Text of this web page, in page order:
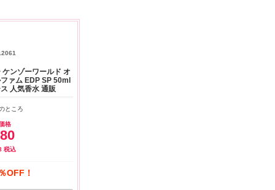
ケンゾーワールド オ
ァム EDP SP 50ml
人気香水 通販
ところ
格
税込
OFF！